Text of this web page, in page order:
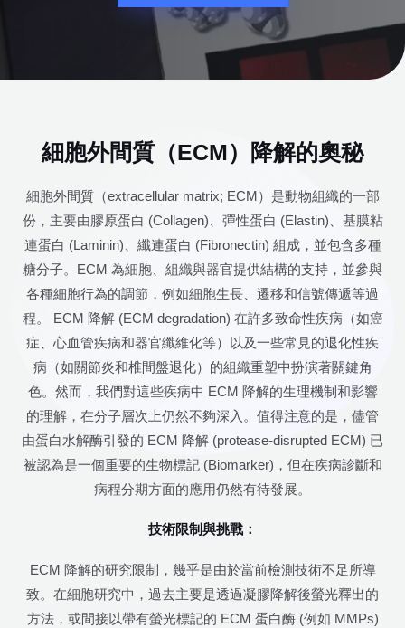
細胞外間質（ECM）降解的奧秘
細胞外間質（extracellular matrix; ECM）是動物組織的一部
份，主要由膠原蛋白 (Collagen)、彈性蛋白 (Elastin)、基膜粘
連蛋白 (Laminin)、纖連蛋白 (Fibronectin) 組成，並包含多種
糖分子。ECM 為細胞、組織與器官提供結構的支持，並參與
各種細胞行為的調節，例如細胞生長、遷移和信號傳遞等過
程。 ECM 降解 (ECM degradation) 在許多致命性疾病（如癌
症、心血管疾病和器官纖維化等）以及一些常見的退化性疾
病（如關節炎和椎間盤退化）的組織重塑中扮演著關鍵角
色。然而，我們對這些疾病中 ECM 降解的生理機制和影響
的理解，在分子層次上仍然不夠深入。值得注意的是，儘管
由蛋白水解酶引發的 ECM 降解 (protease-disrupted ECM) 已
被認為是一個重要的生物標記 (Biomarker)，但在疾病診斷和
病程分期方面的應用仍然有待發展。
技術限制與挑戰：
ECM 降解的研究限制，幾乎是由於當前檢測技術不足所導
致。在細胞研究中，過去主要是透過凝膠降解後螢光釋出的
方法，或間接以帶有螢光標記的 ECM 蛋白酶 (例如 MMPs)